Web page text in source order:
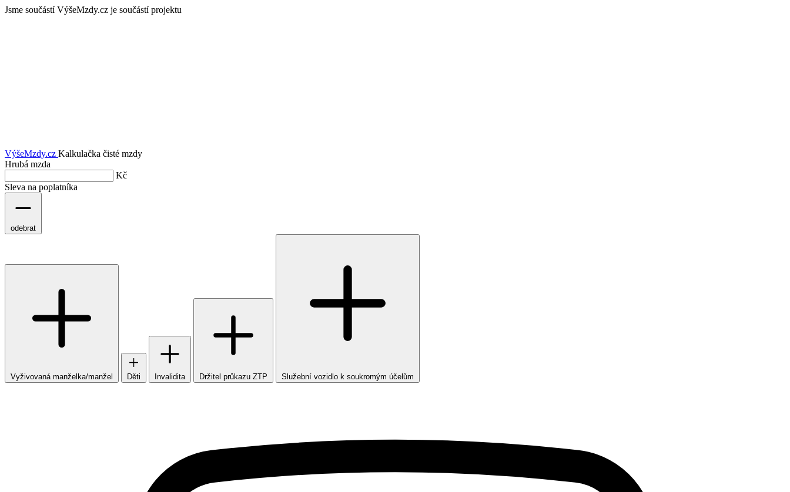
Jsme součástí VýšeMzdy.cz je součástí projektu
VýšeMzdy.cz Kalkulačka čisté mzdy
Hrubá mzda
Kč
Sleva na poplatníka
odebrat
Vyživovaná manželka/manžel Děti Invalidita Držitel průkazu ZTP Služební vozidlo k soukromým účelům